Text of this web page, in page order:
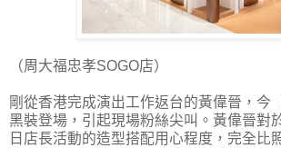
（周大福忠孝SOGO店）
剛從香港完成演出工作返台的黃偉晉，今
黑裝登場，引起現場粉絲尖叫。黃偉晉對
日店長活動的造型搭配用心程度，完全比